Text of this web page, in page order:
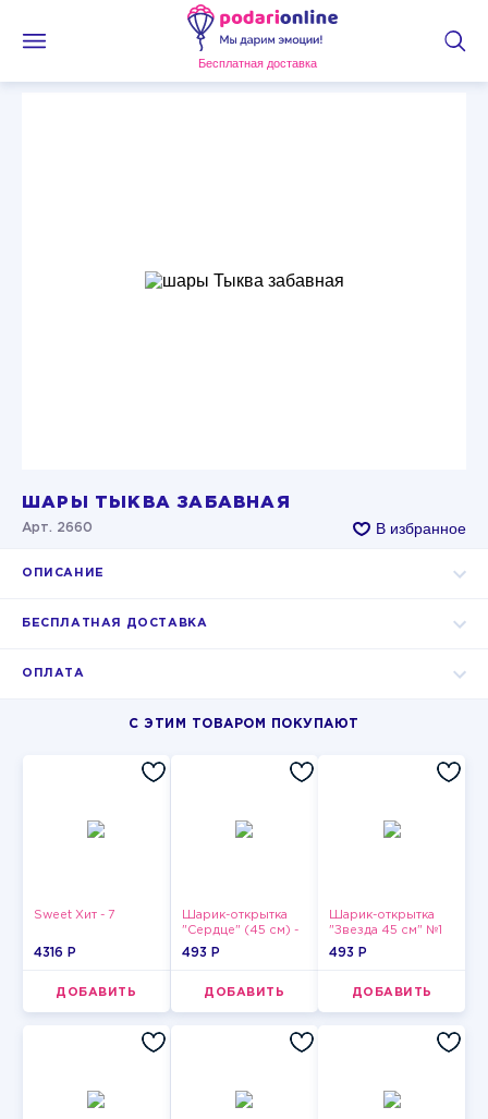
Бесплатная доставка
ШАРЫ ТЫКВА ЗАБАВНАЯ
Арт. 2660 В избранное
ОПИСАНИЕ
БЕСПЛАТНАЯ ДОСТАВКА
ОПЛАТА
С ЭТИМ ТОВАРОМ ПОКУПАЮТ
Sweet Хит - 7
4316 P
ДОБАВИТЬ
Шарик-открытка
"Сердце" (45 см) -
2
493 P
ДОБАВИТЬ
Шарик-открытка
"Звезда 45 см" №1
493 P
ДОБАВИТЬ